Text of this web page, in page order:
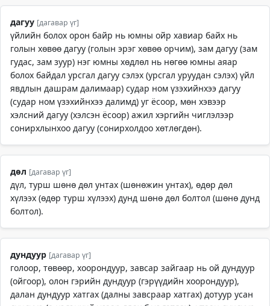
дагуу [дагавар үг]
үйлийн болох орон байр нь юмны ойр хавиар байх нь
голын хөвөө дагуу (голын эрэг хөвөө орчим), зам дагуу (зам
гудас, зам зуур) нэг юмны хөдлөл нь нөгөө юмны аяар
болох байдал урсгал дагуу сэлэх (урсгал уруудан сэлэх) үйл
явдлын дашрам далимаар) судар ном үзэхийнхээ дагуу
(судар ном үзэхийнхээ далимд) уг ёсоор, мөн хэвээр
хэлсний дагуу (хэлсэн ёсоор) ажил хэргийн чиглэлээр
сонирхлынхоо дагуу (сонирхолдоо хөтлөгдөн).
дөл [дагавар үг]
дүл, турш шөнө дөл унтах (шөнөжин унтах), өдөр дөл
хүлээх (өдөр турш хүлээх) дунд шөнө дөл болтол (шөнө дунд
болтол).
дундуур [дагавар үг]
голоор, төвөөр, хоорондуур, завсар зайгаар нь ой дундуур
(ойгоор), олон гэрийн дундуур (гэрүүдийн хоорондуур),
далан дундуур хатгах (далны завсраар хатгах) дотуур усан